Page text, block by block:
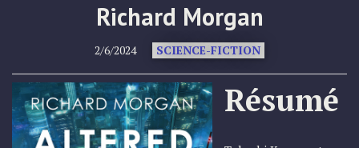
Richard Morgan
2/6/2024 SCIENCE-FICTION
Résumé